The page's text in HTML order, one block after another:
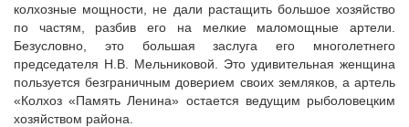
колхозные мощности, не дали растащить большое хозяйство
по частям, разбив его на мелкие маломощные артели.
Безусловно, это большая заслуга его многолетнего
председателя Н.В. Мельниковой. Это удивительная женщина
пользуется безграничным доверием своих земляков, а артель
«Колхоз «Память Ленина» остается ведущим рыболовецким
хозяйством района.